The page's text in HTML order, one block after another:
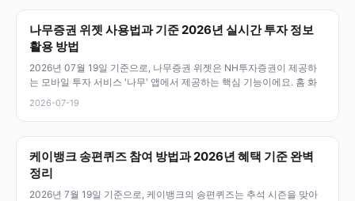
나무증권 위젯 사용법과 기준 2026년 실시간 투자 정보
활용 방법
2026년 07월 19일 기준으로, 나무증권 위젯은 NH투자증권이 제공하
는 모바일 투자 서비스 '나무' 앱에서 제공하는 핵심 기능이에요. 홈 화
2026-07-19
케이뱅크 송편퀴즈 참여 방법과 2026년 혜택 기준 완벽
정리
2026년 7월 19일 기준으로, 케이뱅크의 송편퀴즈는 추석 시즌을 맞아